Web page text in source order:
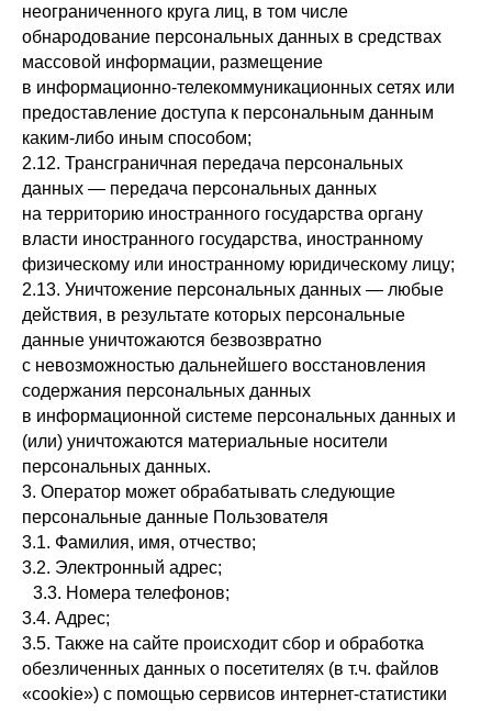
неограниченного круга лиц, в том числе
обнародование персональных данных в средствах
массовой информации, размещение
в информационно-телекоммуникационных сетях или
предоставление доступа к персональным данным
каким-либо иным способом;
2.12. Трансграничная передача персональных
данных — передача персональных данных
на территорию иностранного государства органу
власти иностранного государства, иностранному
физическому или иностранному юридическому лицу;
2.13. Уничтожение персональных данных — любые
действия, в результате которых персональные
данные уничтожаются безвозвратно
с невозможностью дальнейшего восстановления
содержания персональных данных
в информационной системе персональных данных и
(или) уничтожаются материальные носители
персональных данных.
3. Оператор может обрабатывать следующие
персональные данные Пользователя
3.1. Фамилия, имя, отчество;
3.2. Электронный адрес;
3.3. Номера телефонов;
3.4. Адрес;
3.5. Также на сайте происходит сбор и обработка
обезличенных данных о посетителях (в т.ч. файлов
«cookie») с помощью сервисов интернет-статистики